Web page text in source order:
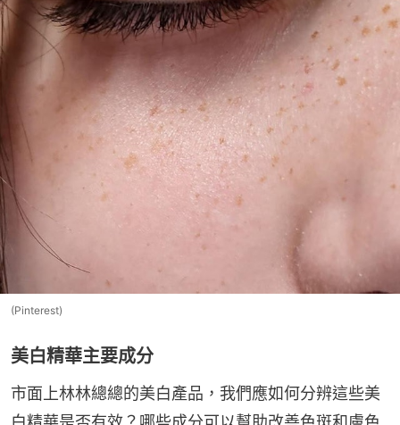
(Pinterest)
美白精華主要成分
市面上林林總總的美白產品，我們應如何分辨這些美